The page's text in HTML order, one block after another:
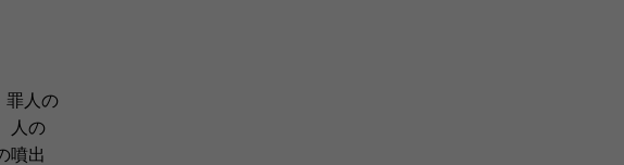
罪人の
人の
噴出